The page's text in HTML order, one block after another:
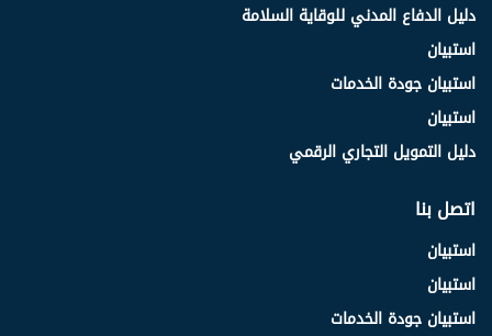
دليل الدفاع المدني للوقاية السلامة
استبيان
استبيان جودة الخدمات
استبيان
دليل التمويل التجاري الرقمي
اتصل بنا
استبيان
استبيان
استبيان جودة الخدمات